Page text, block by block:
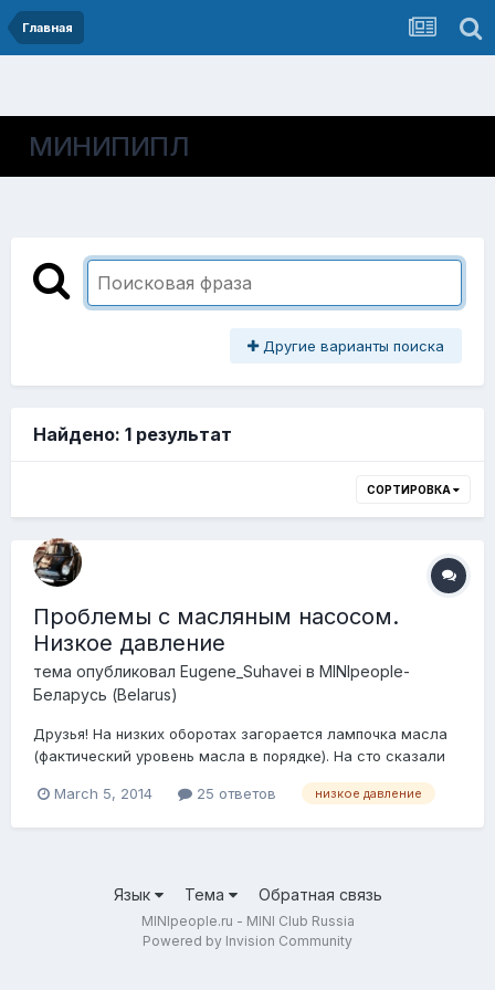
Главная
МИНИПИПЛ
Другие варианты поиска
Найдено: 1 результат
СОРТИРОВКА
Проблемы с масляным насосом.
Низкое давление
тема опубликовал Eugene_Suhavei в MINIpeople-
Беларусь (Belarus)
Друзья! На низких оборотах загорается лампочка масла
(фактический уровень масла в порядке). На сто сказали
на низких оборотах Возможно кто-то уже сталкивался с
March 5, 2014 25 ответов низкое давление
Язык Тема Обратная связь
MINIpeople.ru - MINI Club Russia
Powered by Invision Community